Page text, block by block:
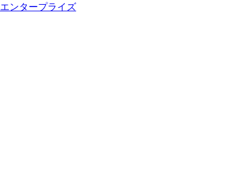
エンタープライズ